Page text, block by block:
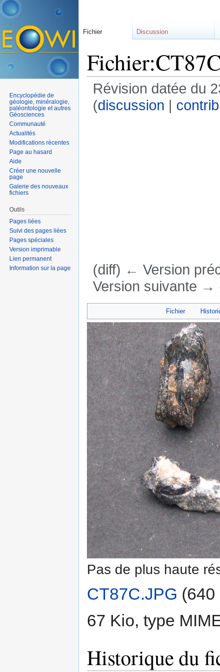
Révision datée du
(discussion |
(diff) ← Version
Version suivante →
Fichier
Pas de plus haute
CT87C.JPG
67 Kio, type
Historique du
Fichier Discussion
Encyclopédie de
géologie, minéralogie,
paléontologie et autres
Géosciences
Communauté
Actualités
Modifications récentes
Page au hasard
Aide
Créer une nouvelle
page
Galerie des nouveaux
fichiers
Outils
Pages liées
Suivi des pages liées
Pages spéciales
Version imprimable
Lien permanent
Information sur la page